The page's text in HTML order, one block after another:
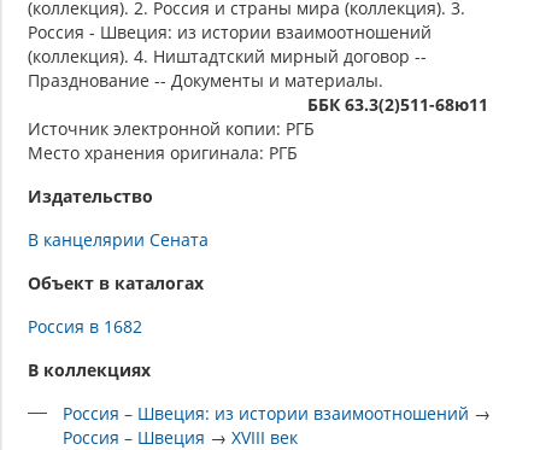
(коллекция). 2. Россия и страны мира (коллекция). 3.
Россия - Швеция: из истории взаимоотношений
(коллекция). 4. Ништадтский мирный договор --
Празднование -- Документы и материалы.
ББК 63.3(2)511-68ю11
Источник электронной копии: РГБ
Место хранения оригинала: РГБ
Издательство
В канцелярии Сената
Объект в каталогах
Россия в 1682
В коллекциях
Россия – Швеция: из истории взаимоотношений →
Россия – Швеция →XVIII век